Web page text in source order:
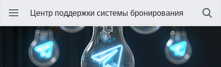
Центр поддержки системы бронирования